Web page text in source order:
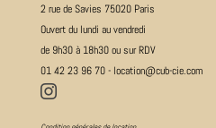
2 rue de Savies 75020 Paris
Ouvert du lundi au vendredi
de 9h30 à 18h30 ou sur RDV
01 42 23 96 70- location@cub-cie.com
